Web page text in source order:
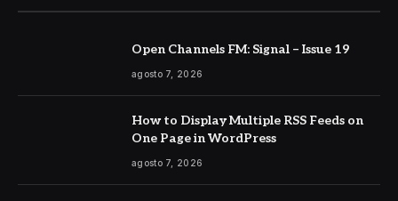
Open Channels FM: Signal – Issue 19
agosto 7, 2026
How to Display Multiple RSS Feeds on
One Page in WordPress
agosto 7, 2026